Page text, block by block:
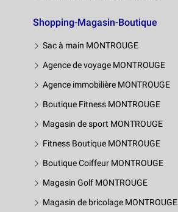
Shopping-Magasin-Boutique
Sac à main MONTROUGE
Agence de voyage MONTROUGE
Agence immobilière MONTROUGE
Boutique Fitness MONTROUGE
Magasin de sport MONTROUGE
Fitness Boutique MONTROUGE
Boutique Coiffeur MONTROUGE
Magasin Golf MONTROUGE
Magasin de bricolage MONTROUGE